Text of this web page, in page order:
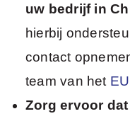
uw bedrijf in
hierbij
contact
team van het
Zorg ervoor